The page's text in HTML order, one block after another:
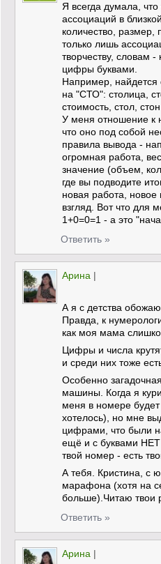
Я всегда думала,
ассоциаций в
количество,
только лишь
творчеству, словам -
цифры буквами.
Например, найдется
на "СТО": столица,
стоимость, стол, стон
У меня отношение к
что оно под собой
правила вывода -
огромная работа,
значение (объем,
где вы подводите
новая работа,
взгляд. Вот что для
1+0=0=1 - а это
Ответить »
Арина |
А я с детства
Правда, к
как моя мама
Цифры и числа
и среди них тоже
Особенно
машины. Когда я
меня в номере
хотелось), но мне
цифрами, что были
ещё и с буквами НЕТ
твой номер - есть
А тебя. Кристина, с
марафона (хотя на
больше).Читаю твои
Ответить »
Арина |